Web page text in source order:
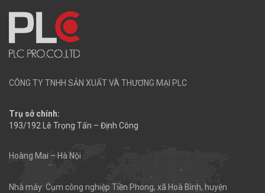
CÔNG TY TNHH SẢN XUẤT VÀ THƯƠNG MẠI PLC
Trụ sở chính:
193/192 Lê Trọng Tấn – Định Công
Hoàng Mai – Hà Nội
Nhà máy: Cụm công nghiệp Tiền Phong, xã Hoà Bình, huyện